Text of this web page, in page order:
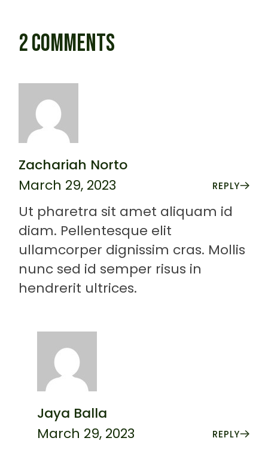
2 COMMENTS
Zachariah Norto
March 29, 2023
REPLY
Ut pharetra sit amet aliquam id
diam. Pellentesque elit
ullamcorper dignissim cras. Mollis
nunc sed id semper risus in
hendrerit ultrices.
Jaya Balla
March 29, 2023
REPLY